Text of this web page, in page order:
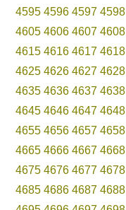
4595 4596 4597 4598
4605 4606 4607 4608
4615 4616 4617 4618
4625 4626 4627 4628
4635 4636 4637 4638
4645 4646 4647 4648
4655 4656 4657 4658
4665 4666 4667 4668
4675 4676 4677 4678
4685 4686 4687 4688